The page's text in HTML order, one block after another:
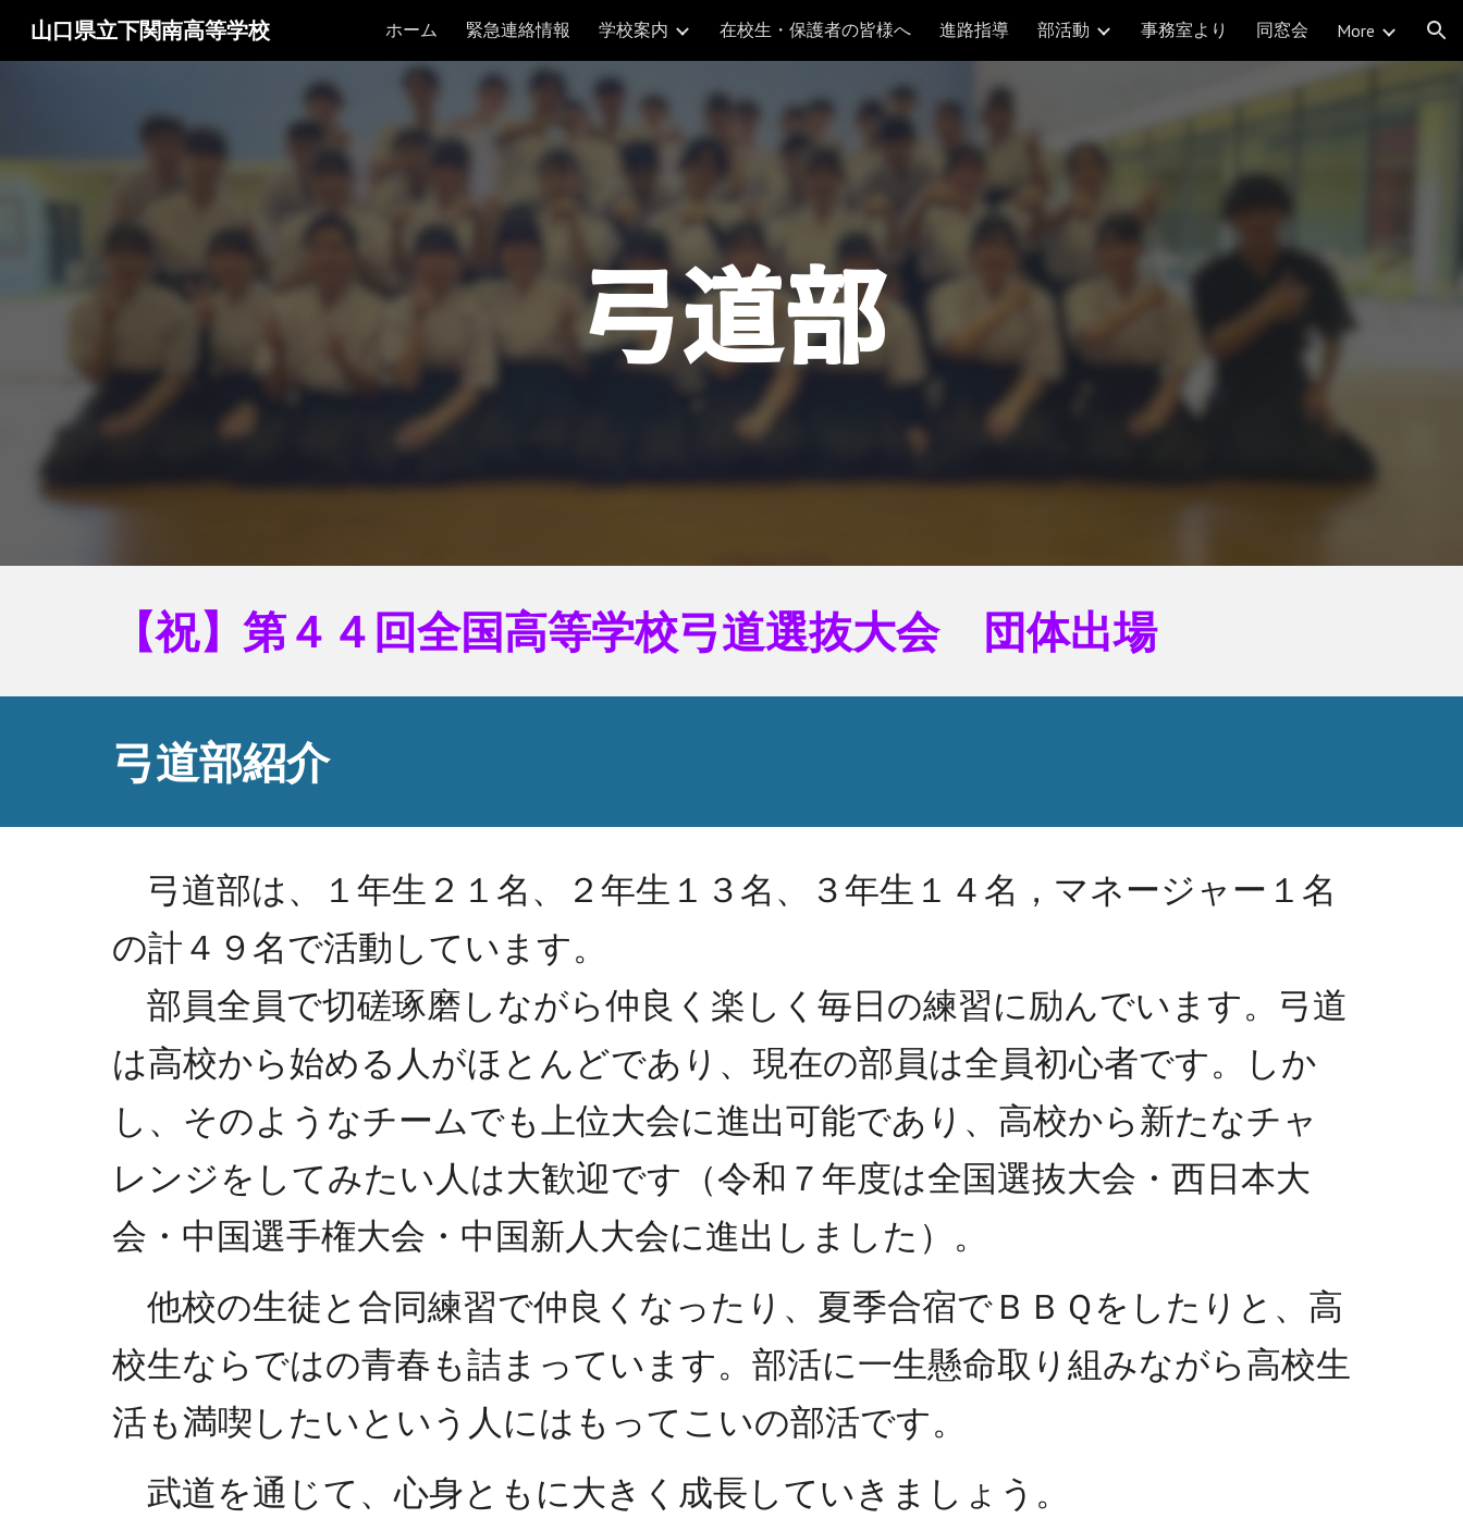
Skip to main content Skip to navigation
山口県立下関南高等学校 ホーム 緊急連絡情報 学校案内 在校生・保護者の皆様へ 進路指導 部活動 事務室より 同窓会 More
弓道部
【祝】第４４回全国高等学校弓道選抜大会 団体出場
弓道部紹介
弓道部は、１年生２１名、２年生１３名、３年生１４名，マネージャー１名
の計４９名で活動しています。
部員全員で切磋琢磨しながら仲良く楽しく毎日の練習に励んでいます。弓道
は高校から始める人がほとんどであり、現在の部員は全員初心者です。しか
し、そのようなチームでも上位大会に進出可能であり、高校から新たなチャ
レンジをしてみたい人は大歓迎です（令和７年度は全国選抜大会・西日本大
会・中国選手権大会・中国新人大会に進出しました）。
他校の生徒と合同練習で仲良くなったり、夏季合宿でＢＢＱをしたりと、高
校生ならではの青春も詰まっています。部活に一生懸命取り組みながら高校生
活も満喫したいという人にはもってこいの部活です。
武道を通じて、心身ともに大きく成長していきましょう。